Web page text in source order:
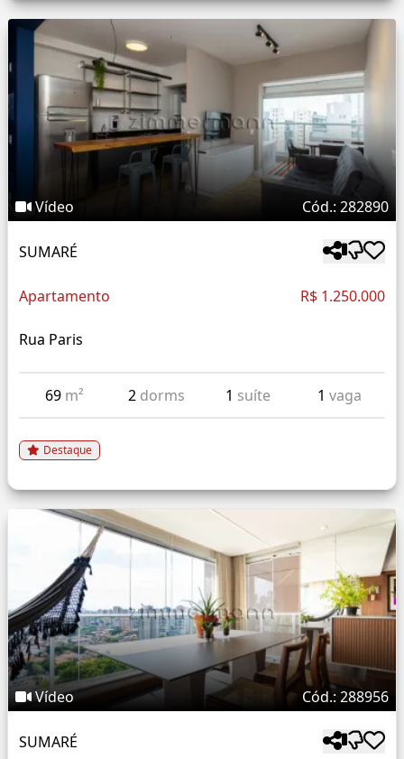
Vídeo Cód.: 282890
SUMARÉ
Apartamento R$ 1.250.000
Rua Paris
69 m² 2 dorms 1 suíte 1 vaga
Destaque
Vídeo Cód.: 288956
SUMARÉ